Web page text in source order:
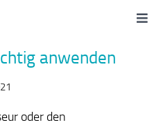
anwenden
oder den